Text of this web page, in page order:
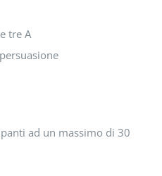
tre A
ad un massimo di 30